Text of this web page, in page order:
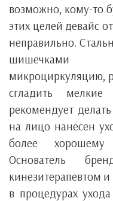
возможно, кому-то
этих целей девайс
неправильно.
шишечками
микроциркуляцию,
сгладить
рекомендует
на лицо нанесен
более хорошему
Основатель
кинезитерапевтом
в процедурах